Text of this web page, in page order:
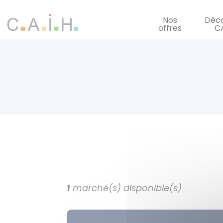
Nos
offres
1 marché(s) disponible(s)